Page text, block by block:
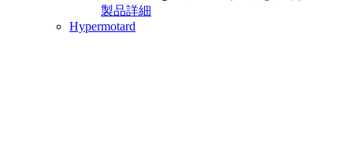
製品詳細
Hypermotard